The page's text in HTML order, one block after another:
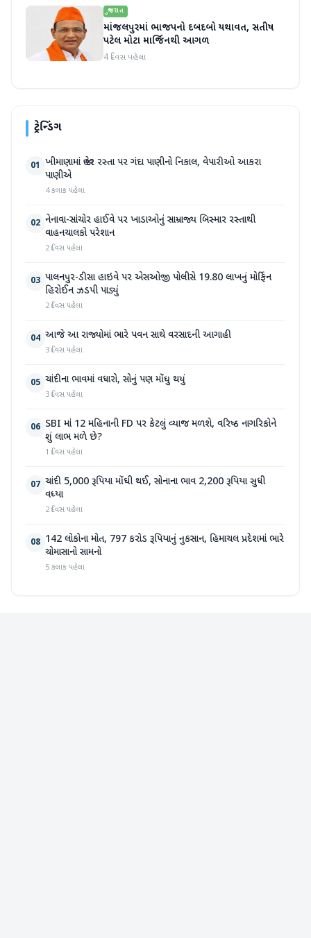
ગુજરાત
માંજલપુરમાં ભાજપનો દબદબો યથાવત, સતીષ
પટેલ મોટા માર્જિનથી આગળ
4 દિવસ પહેલા
ટ્રેન્ડિંગ
01 ખીમાણામાં જાહેર રસ્તા પર ગંદા પાણીનો નિકાલ, વેપારીઓ આકરા
પાણીએ
4 કલાક પહેલા
02 નેનાવા-સાંચોર હાઈવે પર ખાડાઓનું સામ્રાજ્ય બિસ્માર રસ્તાથી
વાહનચાલકો પરેશાન
2 દિવસ પહેલા
03 પાલનપુર-ડીસા હાઇવે પર એસઓજી પોલીસે 19.80 લાખનું મોર્ફિન
હિરોઈન ઝડપી પાડ્યું
2 દિવસ પહેલા
04 આજે આ રાજ્યોમાં ભારે પવન સાથે વરસાદની આગાહી
3 દિવસ પહેલા
05 ચાંદીના ભાવમાં વધારો, સોનું પણ મોંઘુ થયું
3 દિવસ પહેલા
06 SBI માં 12 મહિનાની FD પર કેટલું વ્યાજ મળશે, વરિષ્ઠ નાગરિકોને
શું લાભ મળે છે?
1 દિવસ પહેલા
07 ચાંદી 5,000 રૂપિયા મોંઘી થઈ, સોનાના ભાવ 2,200 રૂપિયા સુધી
વધ્યા
2 દિવસ પહેલા
08 142 લોકોના મોત, 797 કરોડ રૂપિયાનું નુકસાન, હિમાચલ પ્રદેશમાં ભારે
ચોમાસાનો સામનો
5 કલાક પહેલા